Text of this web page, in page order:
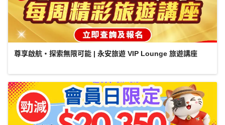
尊享啟航・探索無限可能 | 永安旅遊 VIP Lounge 旅遊講座